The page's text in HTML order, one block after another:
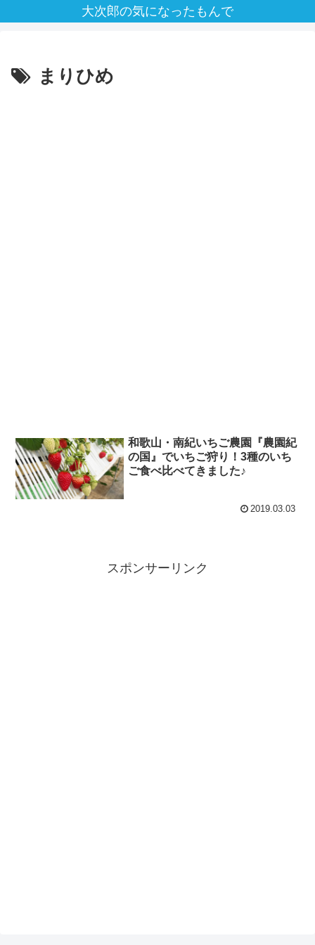
大次郎の気になったもんで
まりひめ
和歌山・南紀いちご農園『農園紀
の国』でいちご狩り！3種のいち
ご食べ比べてきました♪
2019.03.03
スポンサーリンク